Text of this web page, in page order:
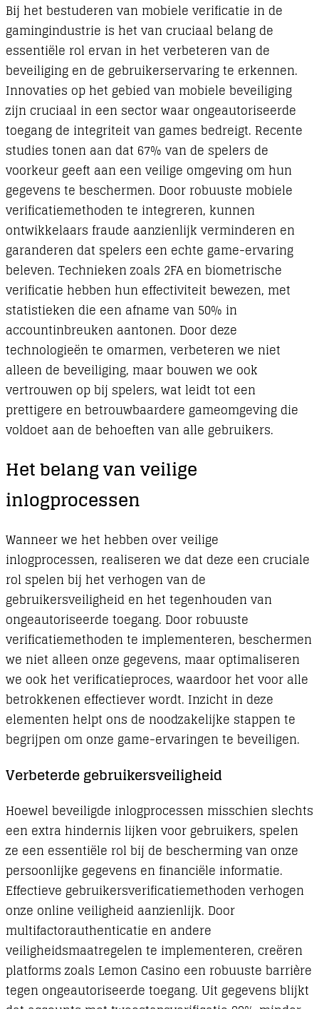
Bij het bestuderen van mobiele verificatie in de
gamingindustrie is het van cruciaal belang de
essentiële rol ervan in het verbeteren van de
beveiliging en de gebruikerservaring te erkennen.
Innovaties op het gebied van mobiele beveiliging
zijn cruciaal in een sector waar ongeautoriseerde
toegang de integriteit van games bedreigt. Recente
studies tonen aan dat 67% van de spelers de
voorkeur geeft aan een veilige omgeving om hun
gegevens te beschermen. Door robuuste mobiele
verificatiemethoden te integreren, kunnen
ontwikkelaars fraude aanzienlijk verminderen en
garanderen dat spelers een echte game-ervaring
beleven. Technieken zoals 2FA en biometrische
verificatie hebben hun effectiviteit bewezen, met
statistieken die een afname van 50% in
accountinbreuken aantonen. Door deze
technologieën te omarmen, verbeteren we niet
alleen de beveiliging, maar bouwen we ook
vertrouwen op bij spelers, wat leidt tot een
prettigere en betrouwbaardere gameomgeving die
voldoet aan de behoeften van alle gebruikers.
Het belang van veilige
inlogprocessen
Wanneer we het hebben over veilige
inlogprocessen, realiseren we dat deze een cruciale
rol spelen bij het verhogen van de
gebruikersveiligheid en het tegenhouden van
ongeautoriseerde toegang. Door robuuste
verificatiemethoden te implementeren, beschermen
we niet alleen onze gegevens, maar optimaliseren
we ook het verificatieproces, waardoor het voor alle
betrokkenen effectiever wordt. Inzicht in deze
elementen helpt ons de noodzakelijke stappen te
begrijpen om onze game-ervaringen te beveiligen.
Verbeterde gebruikersveiligheid
Hoewel beveiligde inlogprocessen misschien slechts
een extra hindernis lijken voor gebruikers, spelen
ze een essentiële rol bij de bescherming van onze
persoonlijke gegevens en financiële informatie.
Effectieve gebruikersverificatiemethoden verhogen
onze online veiligheid aanzienlijk. Door
multifactorauthenticatie en andere
veiligheidsmaatregelen te implementeren, creëren
platforms zoals Lemon Casino een robuuste barrière
tegen ongeautoriseerde toegang. Uit gegevens blijkt